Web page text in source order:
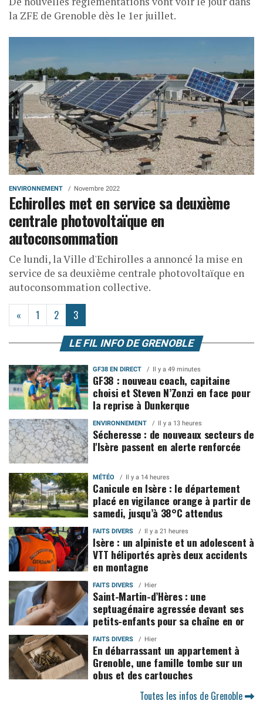
la ZFE de Grenoble dès le 1er juillet.
ENVIRONNEMENT Novembre 2022
Echirolles met en service sa deuxième
centrale photovoltaïque en
autoconsommation
Ce lundi, la Ville d'Echirolles a annoncé la mise en
service de sa deuxième centrale photovoltaïque en
autoconsommation collective.
« 1 2 3(current)
LE FIL INFO DE GRENOBLE
GF38 EN DIRECT Il y a 49 minutes
GF38 : nouveau coach, capitaine
choisi et Steven N’Zonzi en face pour
la reprise à Dunkerque
ENVIRONNEMENT Il y a 13 heures
Sécheresse : de nouveaux secteurs de
l'Isère passent en alerte renforcée
MÉTÉO Il y a 14 heures
Canicule en Isère : le département
placé en vigilance orange à partir de
samedi, jusqu’à 38°C attendus
FAITS DIVERS Il y a 21 heures
Isère : un alpiniste et un adolescent à
VTT héliportés après deux accidents
en montagne
FAITS DIVERS Hier
Saint-Martin-d’Hères : une
septuagénaire agressée devant ses
petits-enfants pour sa chaîne en or
FAITS DIVERS Hier
En débarrassant un appartement à
Grenoble, une famille tombe sur un
obus et des cartouches
Toutes les infos de Grenoble